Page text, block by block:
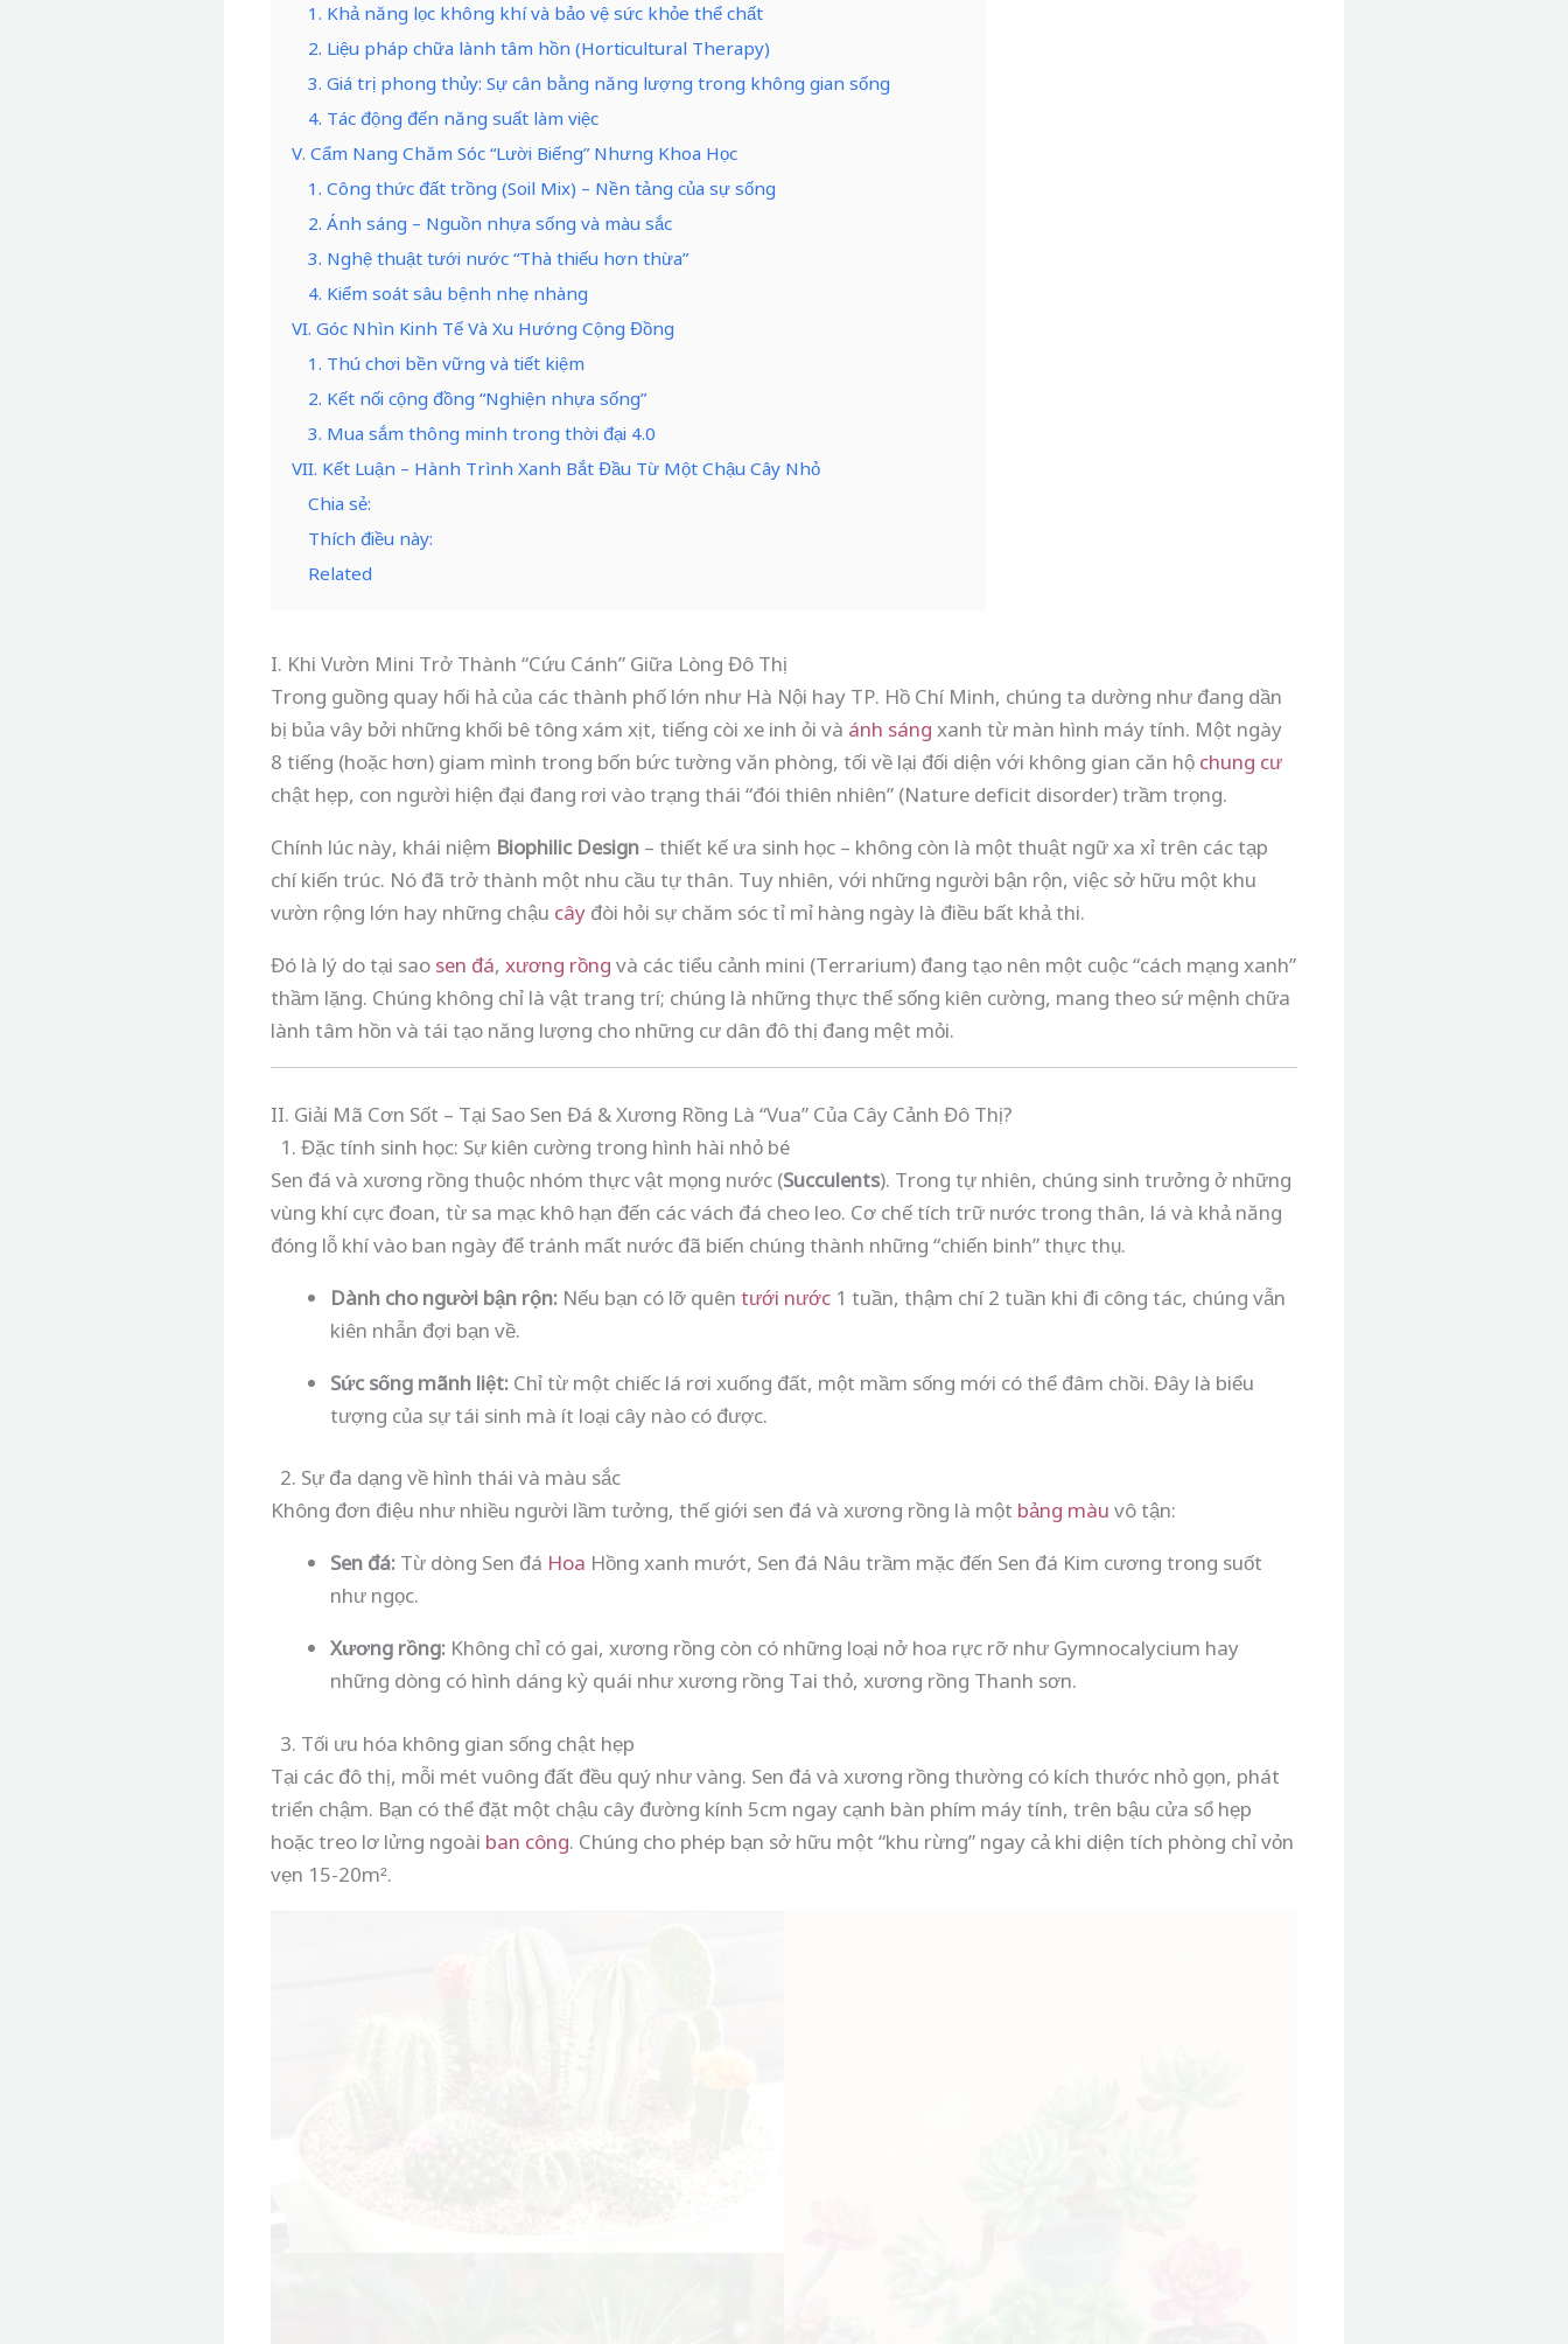
1. Khả năng lọc không khí và bảo vệ sức khỏe thể chất
2. Liệu pháp chữa lành tâm hồn (Horticultural Therapy)
3. Giá trị phong thủy: Sự cân bằng năng lượng trong không gian sống
4. Tác động đến năng suất làm việc
V. Cẩm Nang Chăm Sóc “Lười Biếng” Nhưng Khoa Học
1. Công thức đất trồng (Soil Mix) – Nền tảng của sự sống
2. Ánh sáng – Nguồn nhựa sống và màu sắc
3. Nghệ thuật tưới nước “Thà thiếu hơn thừa”
4. Kiểm soát sâu bệnh nhẹ nhàng
VI. Góc Nhìn Kinh Tế Và Xu Hướng Cộng Đồng
1. Thú chơi bền vững và tiết kiệm
2. Kết nối cộng đồng “Nghiện nhựa sống”
3. Mua sắm thông minh trong thời đại 4.0
VII. Kết Luận – Hành Trình Xanh Bắt Đầu Từ Một Chậu Cây Nhỏ
Chia sẻ:
Thích điều này:
Related
I. Khi Vườn Mini Trở Thành “Cứu Cánh” Giữa Lòng Đô Thị
Trong guồng quay hối hả của các thành phố lớn như Hà Nội hay TP. Hồ Chí Minh, chúng ta dường như đang dần
bị bủa vây bởi những khối bê tông xám xịt, tiếng còi xe inh ỏi và ánh sáng xanh từ màn hình máy tính. Một ngày
8 tiếng (hoặc hơn) giam mình trong bốn bức tường văn phòng, tối về lại đối diện với không gian căn hộ chung cư
chật hẹp, con người hiện đại đang rơi vào trạng thái “đói thiên nhiên” (Nature deficit disorder) trầm trọng.
Chính lúc này, khái niệm Biophilic Design – thiết kế ưa sinh học – không còn là một thuật ngữ xa xỉ trên các tạp
chí kiến trúc. Nó đã trở thành một nhu cầu tự thân. Tuy nhiên, với những người bận rộn, việc sở hữu một khu
vườn rộng lớn hay những chậu cây đòi hỏi sự chăm sóc tỉ mỉ hàng ngày là điều bất khả thi.
Đó là lý do tại sao sen đá, xương rồng và các tiểu cảnh mini (Terrarium) đang tạo nên một cuộc “cách mạng xanh”
thầm lặng. Chúng không chỉ là vật trang trí; chúng là những thực thể sống kiên cường, mang theo sứ mệnh chữa
lành tâm hồn và tái tạo năng lượng cho những cư dân đô thị đang mệt mỏi.
II. Giải Mã Cơn Sốt – Tại Sao Sen Đá & Xương Rồng Là “Vua” Của Cây Cảnh Đô Thị?
1. Đặc tính sinh học: Sự kiên cường trong hình hài nhỏ bé
Sen đá và xương rồng thuộc nhóm thực vật mọng nước (Succulents). Trong tự nhiên, chúng sinh trưởng ở những
vùng khí cực đoan, từ sa mạc khô hạn đến các vách đá cheo leo. Cơ chế tích trữ nước trong thân, lá và khả năng
đóng lỗ khí vào ban ngày để tránh mất nước đã biến chúng thành những “chiến binh” thực thụ.
Dành cho người bận rộn: Nếu bạn có lỡ quên tưới nước 1 tuần, thậm chí 2 tuần khi đi công tác, chúng vẫn
kiên nhẫn đợi bạn về.
Sức sống mãnh liệt: Chỉ từ một chiếc lá rơi xuống đất, một mầm sống mới có thể đâm chồi. Đây là biểu
tượng của sự tái sinh mà ít loại cây nào có được.
2. Sự đa dạng về hình thái và màu sắc
Không đơn điệu như nhiều người lầm tưởng, thế giới sen đá và xương rồng là một bảng màu vô tận:
Sen đá: Từ dòng Sen đá Hoa Hồng xanh mướt, Sen đá Nâu trầm mặc đến Sen đá Kim cương trong suốt
như ngọc.
Xương rồng: Không chỉ có gai, xương rồng còn có những loại nở hoa rực rỡ như Gymnocalycium hay
những dòng có hình dáng kỳ quái như xương rồng Tai thỏ, xương rồng Thanh sơn.
3. Tối ưu hóa không gian sống chật hẹp
Tại các đô thị, mỗi mét vuông đất đều quý như vàng. Sen đá và xương rồng thường có kích thước nhỏ gọn, phát
triển chậm. Bạn có thể đặt một chậu cây đường kính 5cm ngay cạnh bàn phím máy tính, trên bậu cửa sổ hẹp
hoặc treo lơ lửng ngoài ban công. Chúng cho phép bạn sở hữu một “khu rừng” ngay cả khi diện tích phòng chỉ vỏn
vẹn 15-20m².